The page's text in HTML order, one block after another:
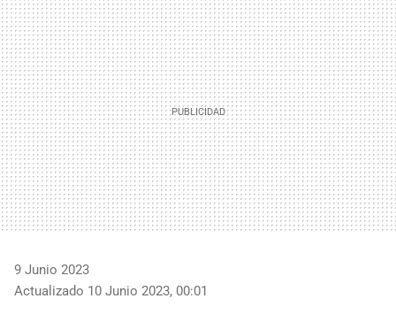
MAIL
9 Junio 2023
Actualizado 10 Junio 2023, 00:01